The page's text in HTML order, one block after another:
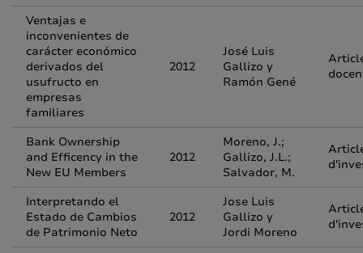
Ventajas e
inconvenientes de
carácter económico
derivados del
usufructo en
empresas
familiares
2012
José Luis
Gallizo y
Ramón Gené
Bank Ownership
and Efficency in the
New EU Members
2012
Moreno, J.;
Gallizo, J.L.;
Salvador, M.
Interpretando el
Estado de Cambios
de Patrimonio Neto
2012
Jose Luis
Gallizo y
Jordi Moreno